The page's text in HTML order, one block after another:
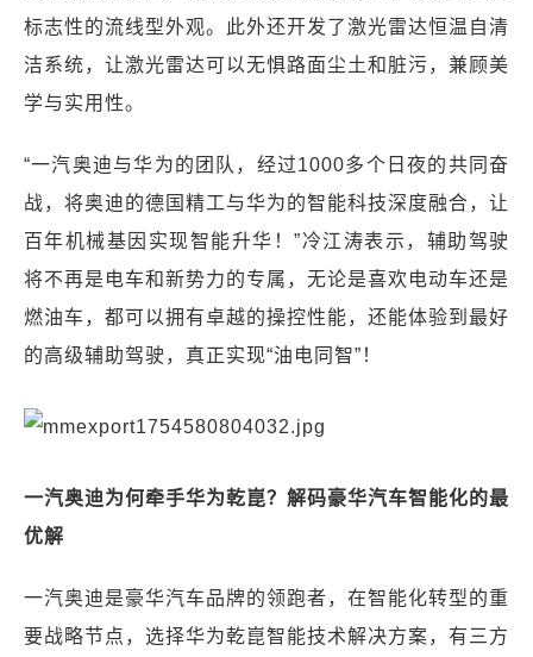
标志性的流线型外观。此外还开发了激光雷达恒温自清
洁系统，让激光雷达可以无惧路面尘土和脏污，兼顾美
学与实用性。
“一汽奥迪与华为的团队，经过1000多个日夜的共同奋
战，将奥迪的德国精工与华为的智能科技深度融合，让
百年机械基因实现智能升华！”冷江涛表示，辅助驾驶
将不再是电车和新势力的专属，无论是喜欢电动车还是
燃油车，都可以拥有卓越的操控性能，还能体验到最好
的高级辅助驾驶，真正实现“油电同智”！
一汽奥迪为何牵手华为乾崑？解码豪华汽车智能化的最
优解
一汽奥迪是豪华汽车品牌的领跑者，在智能化转型的重
要战略节点，选择华为乾崑智能技术解决方案，有三方